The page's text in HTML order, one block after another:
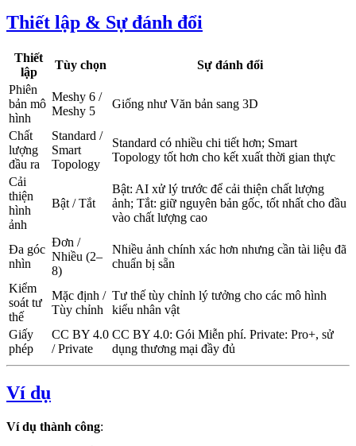
Thiết lập & Sự đánh đổi
Thiết
lập
Tùy chọn
Sự đánh đổi
Phiên
bản mô
hình
Meshy 6 /
Meshy 5
Giống như Văn bản sang 3D
Chất
lượng
đầu ra
Standard /
Smart
Topology
Standard có nhiều chi tiết hơn; Smart
Topology tốt hơn cho kết xuất thời gian thực
Cải
thiện
hình
ảnh
Bật / Tắt
Bật: AI xử lý trước để cải thiện chất lượng
ảnh; Tắt: giữ nguyên bản gốc, tốt nhất cho đầu
vào chất lượng cao
Đa góc
nhìn
Đơn /
Nhiều (2–
8)
Nhiều ảnh chính xác hơn nhưng cần tài liệu đã
chuẩn bị sẵn
Kiểm
soát tư
thế
Mặc định /
Tùy chỉnh
Tư thế tùy chỉnh lý tưởng cho các mô hình
kiểu nhân vật
Giấy
phép
CC BY 4.0
/ Private
CC BY 4.0: Gói Miễn phí. Private: Pro+, sử
dụng thương mại đầy đủ
Ví dụ
Ví dụ thành công: